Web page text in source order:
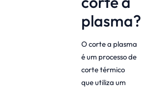
plasma?
O corte a plasma
é um processo de
corte térmico
que utiliza um